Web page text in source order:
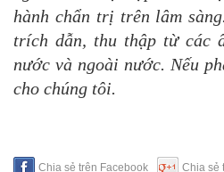
hành chẩn trị trên lâm
trích dẫn, thu thập từ các
nước và ngoài nước. Nếu
cho chúng tôi.
Chia sẻ trên Facebook Chia sẻ